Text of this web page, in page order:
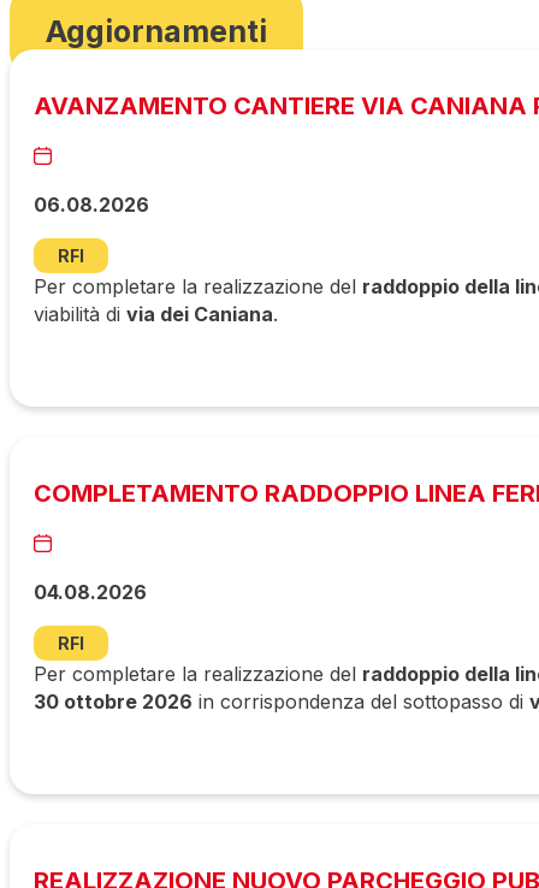
Aggiornamenti
AVANZAMENTO CANTIERE VIA CANIANA
06.08.2026
RFI
Per completare la realizzazione del raddoppio della
viabilità di via dei Caniana.
COMPLETAMENTO RADDOPPIO LINEA
04.08.2026
RFI
Per completare la realizzazione del raddoppio della
30 ottobre 2026 in corrispondenza del sottopasso di
REALIZZAZIONE NUOVO PARCHEGGIO